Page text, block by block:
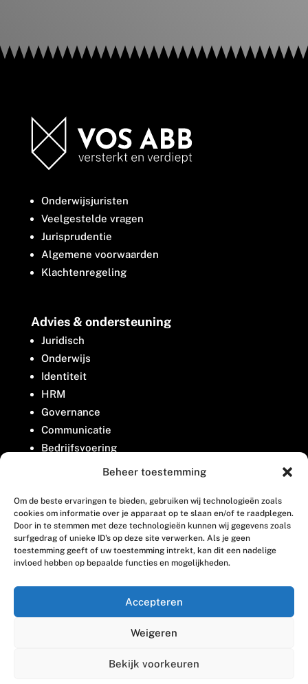
Beheer toestemming
Om de beste ervaringen te bieden, gebruiken wij technologieën zoals
cookies om informatie over je apparaat op te slaan en/of te raadplegen.
Door in te stemmen met deze technologieën kunnen wij gegevens zoals
surfgedrag of unieke ID's op deze site verwerken. Als je geen
toestemming geeft of uw toestemming intrekt, kan dit een nadelige
invloed hebben op bepaalde functies en mogelijkheden.
Accepteren
Weigeren
Bekijk voorkeuren
Onderwijsjuristen
Veelgestelde vragen
Jurisprudentie
Algemene voorwaarden
Klachtenregeling
Advies & ondersteuning
Juridisch
Onderwijs
Identiteit
HRM
Governance
Communicatie
Bedrijfsvoering
Belangenbehartiging
Contact
Houttuinlaan 8
3447 GM Woerden